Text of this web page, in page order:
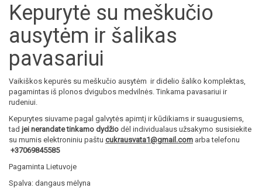
Kepurytė su meškučio
ausytėm ir šalikas
pavasariui
Vaikiškos kepurės su meškučio ausytėm ir didelio šaliko komplektas,
pagamintas iš plonos dvigubos medvilnės. Tinkama pavasariui ir
rudeniui.
Kepurytes siuvame pagal galvytės apimtį ir kūdikiams ir suaugusiems,
tad jei nerandate tinkamo dydžio dėl individualaus užsakymo susisiekite
su mumis elektroniniu paštu cukrausvata1@gmail.com arba telefonu
+37069845585
Pagaminta Lietuvoje
Spalva: dangaus mėlyna